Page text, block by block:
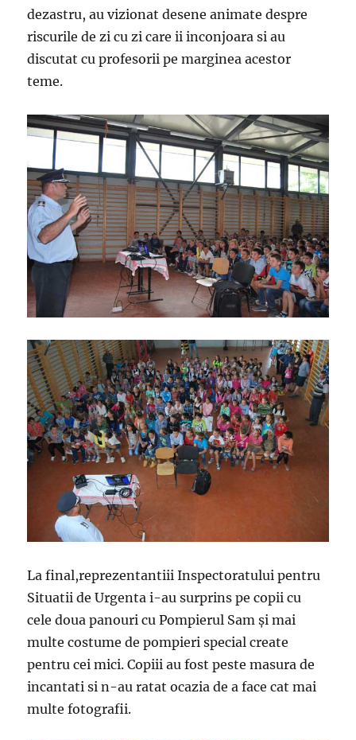
dezastru, au vizionat desene animate despre
riscurile de zi cu zi care ii inconjoara si au
discutat cu profesorii pe marginea acestor
teme.
La final,reprezentantiii Inspectoratului pentru
Situatii de Urgenta i-au surprins pe copii cu
cele doua panouri cu Pompierul Sam şi mai
multe costume de pompieri special create
pentru cei mici. Copiii au fost peste masura de
incantati si n-au ratat ocazia de a face cat mai
multe fotografii.